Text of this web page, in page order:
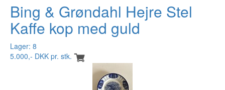
Bing & Grøndahl Hejre Stel
Kaffe kop med guld
Lager: 8
5.000,- DKK pr. stk.